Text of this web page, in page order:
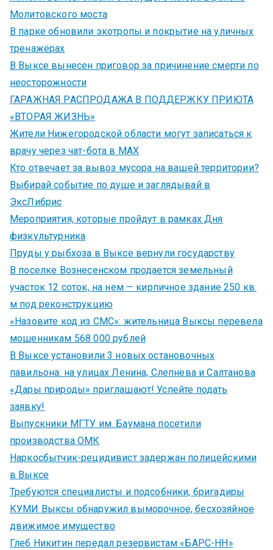
Молитовского моста
В парке обновили экотропы и покрытие на уличных
тренажёрах
В Выксе вынесен приговор за причинение смерти по
неосторожности
ГАРАЖНАЯ РАСПРОДАЖА В ПОДДЕРЖКУ ПРИЮТА
«ВТОРАЯ ЖИЗНЬ»
Жители Нижегородской области могут записаться к
врачу через чат-бота в MAX
Кто отвечает за вывоз мусора на вашей территории?
Выбирай событие по душе и заглядывай в
ЭксЛибрис
Мероприятия, которые пройдут в рамках Дня
физкультурника
Пруды у рыбхоза в Выксе вернули государству
В поселке Вознесенском продается земельный
участок 12 соток, на нем — кирпичное здание 250 кв.
м под реконструкцию
«Назовите код из СМС»: жительница Выксы перевела
мошенникам 568 000 рублей
В Выксе установили 3 новых остановочных
павильона: на улицах Ленина, Слепнева и Салтанова
«Дары природы» приглашают! Успейте подать
заявку!
Выпускники МГТУ им. Баумана посетили
производства ОМК
Наркосбытчик-рецидивист задержан полицейскими
в Выксе
Требуются специалисты и подсобники, бригадиры
КУМИ Выксы обнаружил выморочное, бесхозяйное
движимое имущество
Глеб Никитин передал резервистам «БАРС-НН»